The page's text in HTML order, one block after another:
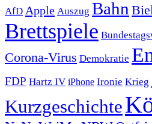
AfD Apple Auszug Bahn
Brettspiele
Corona-Virus Demokratie
FDP Hartz IV iPhone Ironie Krieg
Kurzgeschichte